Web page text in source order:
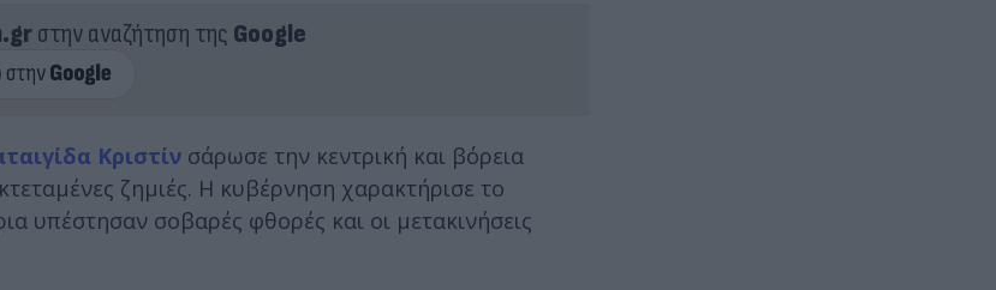
στην αναζήτηση της Google
Κριστίν σάρωσε την κεντρική και βόρεια
ζημιές. Η κυβέρνηση χαρακτήρισε το
υπέστησαν σοβαρές φθορές και οι μετακινήσεις